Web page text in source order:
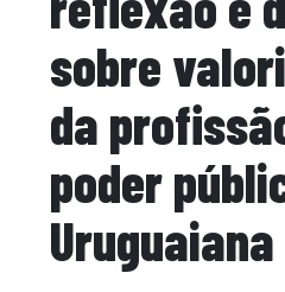
sobre
da
poder
Uruguaiana